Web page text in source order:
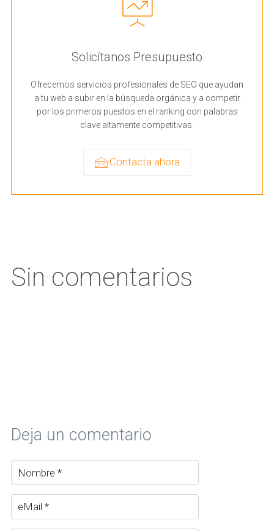
Solicítanos Presupuesto
Ofrecemos servicios profesionales de SEO que ayudan
a tu web a subir en la búsqueda orgánica y a competir
por los primeros puestos en el ranking con palabras
clave altamente competitivas.
Contacta ahora
Sin comentarios
Deja un comentario